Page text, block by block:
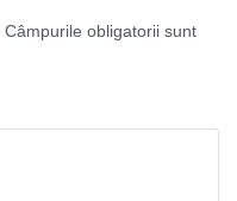
Câmpurile obligatorii sunt